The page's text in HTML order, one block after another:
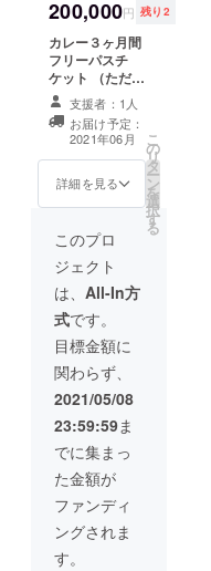
200,000円 残り2
カレー３ヶ月間
フリーパスチ
ケット （ただ
し、１日１食に
限る） ※譲渡、
貸与OK
支援者：1人
お届け予定：
2021年06月
詳細を見る
こ
の
リ
タ
ー
ン
を
選
択
す
る
このプロ
ジェクト
は、 All-In方
式です。
目標金額に
関わらず、
2021/05/08
23:59:59ま
でに集まっ
た金額が
ファンディ
ングされま
す。